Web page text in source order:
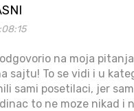
na moja
sajtu! To se vidi i u
sami posetilaci, jer
to ne moze nikad i